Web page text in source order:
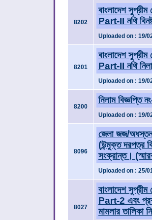
8202
বাংলাদেশ
Part-II নথি
Uploaded on : 19/
8201
বাংলাদেশ
Part-II নথি
Uploaded on : 19/
8200
নিলাম
Uploaded on : 19/
8096
জেলা জজ/
(উন্মুক্ত দরপত্র
সংক্রান্ত।
Uploaded on : 25/
8027
বাংলাদেশ
Part-2 এবং
মামলার তালিকা